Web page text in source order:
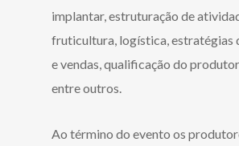
implantar, estruturação de
fruticultura, logística, estratégias
e vendas, qualificação do
entre outros.
Ao término do evento os